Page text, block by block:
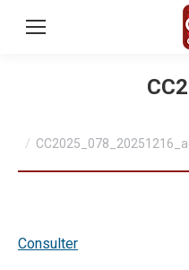
principal
Consulter